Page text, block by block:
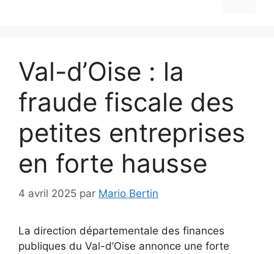
Val-d’Oise : la
fraude fiscale des
petites entreprises
en forte hausse
4 avril 2025 par Mario Bertin
La direction départementale des finances
publiques du Val-d’Oise annonce une forte